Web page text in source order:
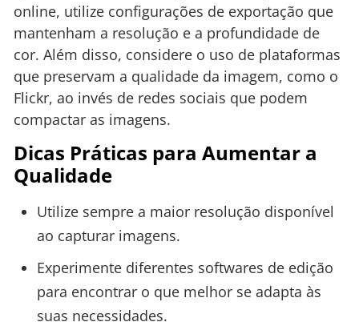
online, utilize configurações de exportação que
mantenham a resolução e a profundidade de
cor. Além disso, considere o uso de plataformas
que preservam a qualidade da imagem, como o
Flickr, ao invés de redes sociais que podem
compactar as imagens.
Dicas Práticas para Aumentar a
Qualidade
Utilize sempre a maior resolução disponível
ao capturar imagens.
Experimente diferentes softwares de edição
para encontrar o que melhor se adapta às
suas necessidades.